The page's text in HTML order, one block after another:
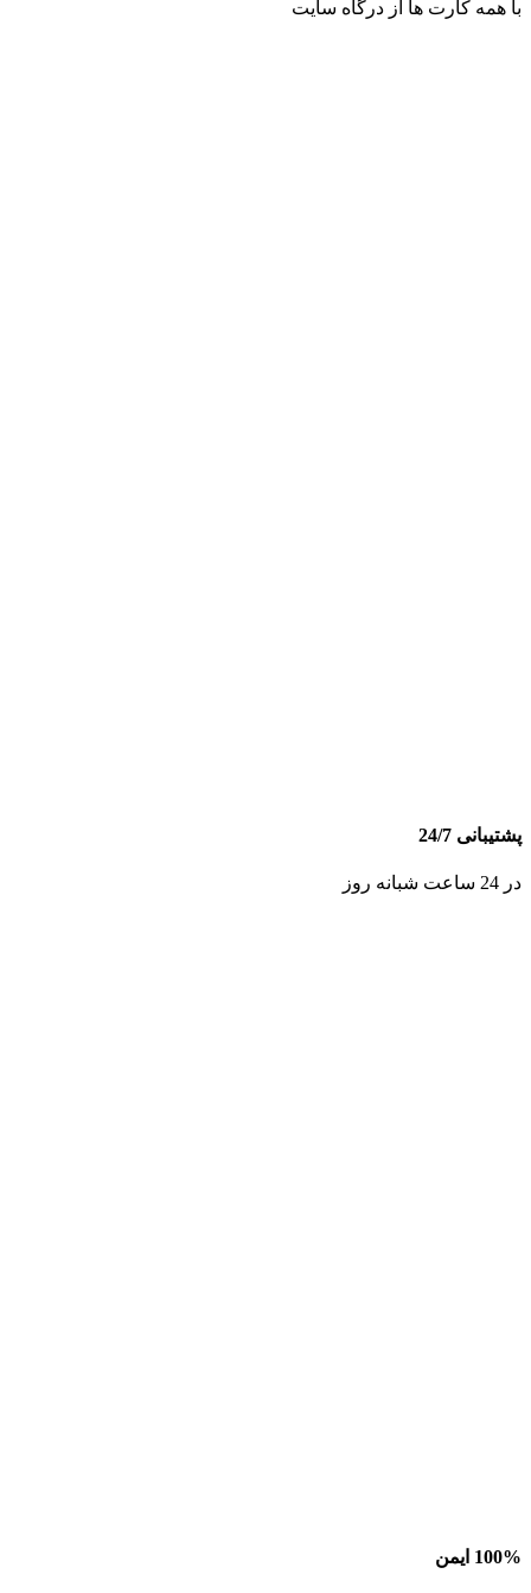
با همه کارت ها از درگاه سایت
پشتیبانی 24/7
در 24 ساعت شبانه روز
100% ایمن